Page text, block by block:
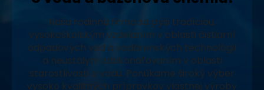
Naša rodinná firma sa pýši tradíciou,
vysokoškolským vzdelaním v oblasti čistiarní
odpadových vôd a vodárenských technológií
a neustálym zdokonaľovaním v oblasti
starostlivosti o vodu. Ponúkame široký výber
vysoko kvalitných prípravkov vlastnej výroby